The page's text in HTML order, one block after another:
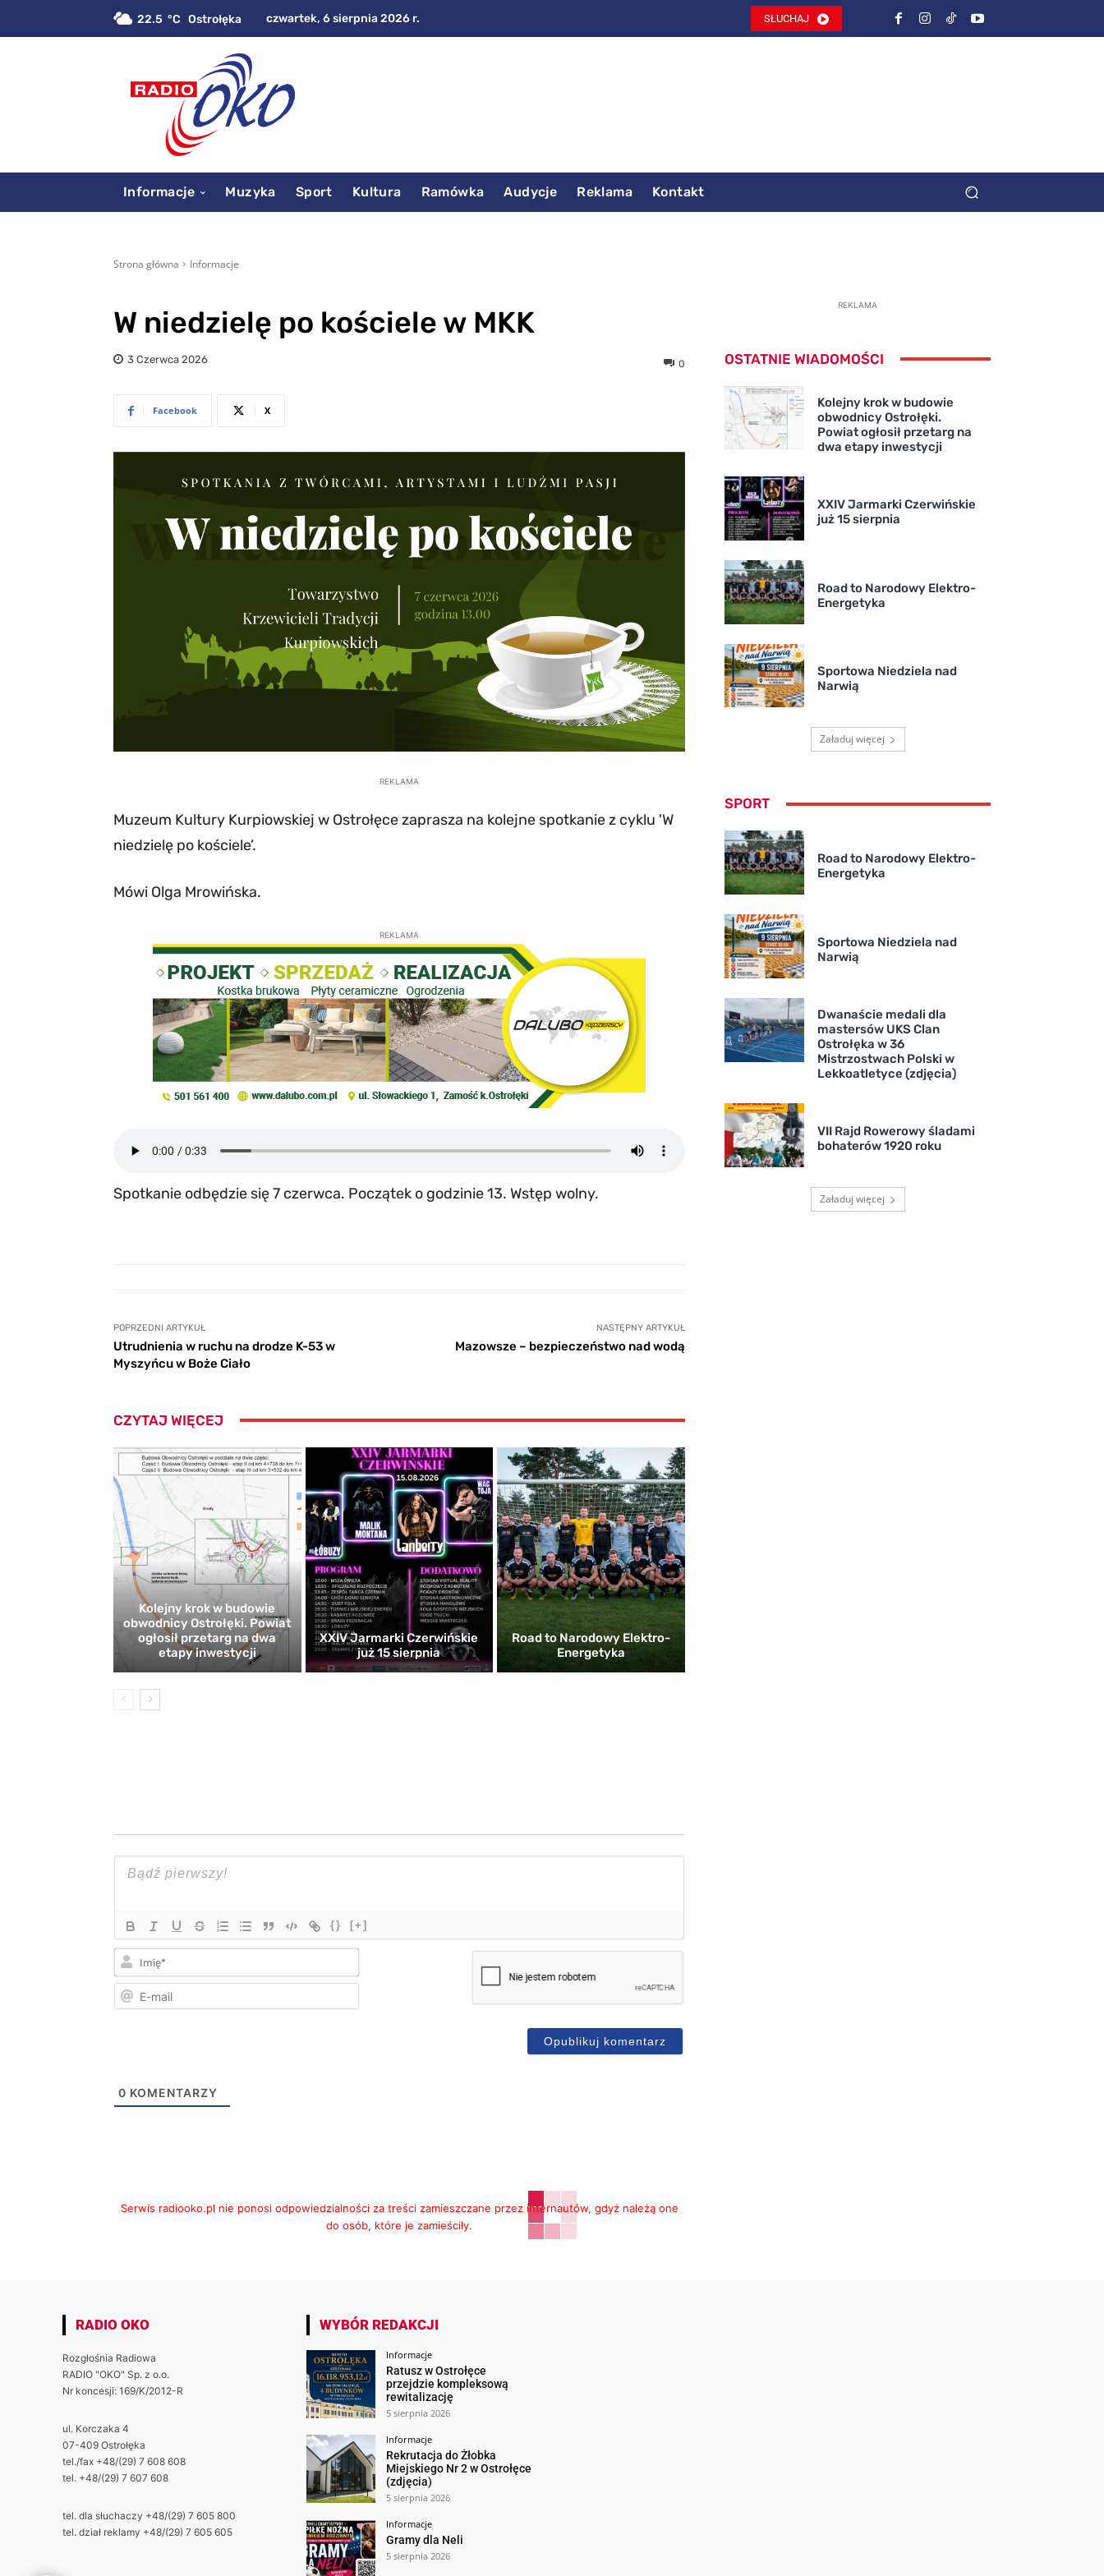
22.5 C Ostrołęka czwartek, 6 sierpnia 2026 r. SŁUCHAJ
Informacje Muzyka Sport Kultura Ramówka Audycje Reklama Kontakt
Strona główna Informacje
W niedzielę po kościele w MKK
3 Czerwca 2026 0
Facebook X
REKLAMA
Muzeum Kultury Kurpiowskiej w Ostrołęce zaprasza na kolejne spotkanie z cyklu 'W
niedzielę po kościele’.
Mówi Olga Mrowińska.
REKLAMA
Spotkanie odbędzie się 7 czerwca. Początek o godzinie 13. Wstęp wolny.
POPRZEDNI ARTYKUŁ
Utrudnienia w ruchu na drodze K-53 w
Myszyńcu w Boże Ciało
NASTĘPNY ARTYKUŁ
Mazowsze – bezpieczeństwo nad wodą
CZYTAJ WIĘCEJ
Kolejny krok w budowie
obwodnicy Ostrołęki. Powiat
ogłosił przetarg na dwa
etapy inwestycji
XXIV Jarmarki Czerwińskie
już 15 sierpnia
Road to Narodowy Elektro-
Energetyka
{} [+]
mail
0 KOMENTARZY
Serwis radiooko.pl nie ponosi odpowiedzialności za treści zamieszczane przez internautów, gdyż należą one
do osób, które je zamieściły.
REKLAMA
OSTATNIE WIADOMOŚCI
Kolejny krok w budowie
obwodnicy Ostrołęki.
Powiat ogłosił przetarg na
dwa etapy inwestycji
XXIV Jarmarki Czerwińskie
już 15 sierpnia
Road to Narodowy Elektro-
Energetyka
Sportowa Niedziela nad
Narwią
Załaduj więcej
SPORT
Road to Narodowy Elektro-
Energetyka
Sportowa Niedziela nad
Narwią
Dwanaście medali dla
mastersów UKS Clan
Ostrołęka w 36
Mistrzostwach Polski w
Lekkoatletyce (zdjęcia)
VII Rajd Rowerowy śladami
bohaterów 1920 roku
Załaduj więcej